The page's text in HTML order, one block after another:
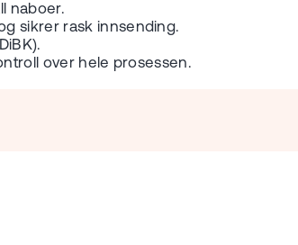
naboer.
sikrer rask innsending.
over hele prosessen.